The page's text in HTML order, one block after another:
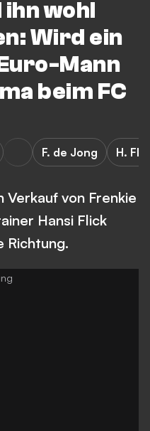
ihn wohl
Wird ein
Mann
beim FC
F. de Jong H.
Verkauf von Frenkie
Hansi Flick
Richtung.